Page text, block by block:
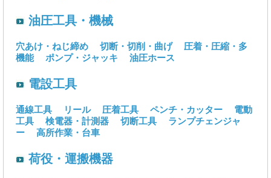
油圧工具・機械
穴あけ・ねじ締め 切断・切削・曲げ
圧着・圧縮・多
機能
ポンプ・ジャッキ 油圧ホース
電設工具
通線工具 リール 圧着工具 ペンチ・カッター
電動
工具
検電器・計測器 切断工具
ランプチェンジャ
ー
高所作業・台車
荷役・運搬機器